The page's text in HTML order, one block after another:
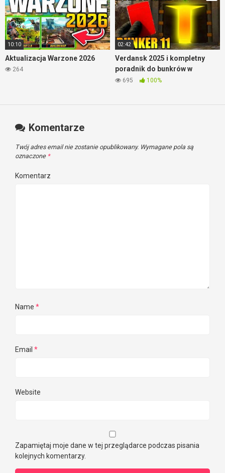
10:10
Aktualizacja Warzone 2026
264
02:42
Verdansk 2025 i kompletny
poradnik do bunkrów w
Warzone
695 100%
Komentarze
Twój adres email nie zostanie opublikowany. Wymagane pola są
oznaczone *
Komentarz
Name *
Email *
Website
Zapamiętaj moje dane w tej przeglądarce podczas pisania
kolejnych komentarzy.